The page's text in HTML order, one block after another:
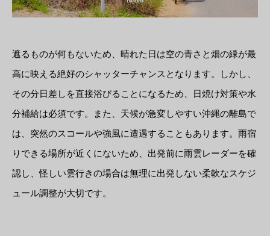
遮るものが何もないため、晴れた日は空の青さと畑の緑が最
高に映える絶好のシャッターチャンスとなります。しかし、
その分日差しを直接浴びることになるため、日焼け対策や水
分補給は必須です。また、天候が急変しやすい沖縄の離島で
は、突然のスコールや強風に遭遇することもあります。雨宿
りできる場所が近くにないため、出発前に雨雲レーダーを確
認し、怪しい雲行きの場合は無理に出発しない柔軟なスケジ
ュール調整が大切です。